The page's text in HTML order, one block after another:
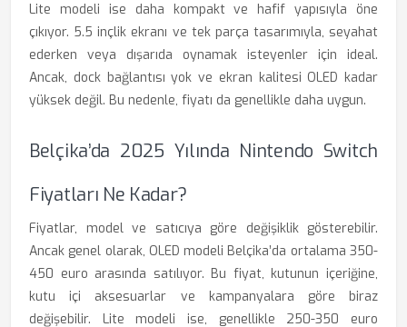
Lite modeli ise daha kompakt ve hafif yapısıyla öne
çıkıyor. 5.5 inçlik ekranı ve tek parça tasarımıyla, seyahat
ederken veya dışarıda oynamak isteyenler için ideal.
Ancak, dock bağlantısı yok ve ekran kalitesi OLED kadar
yüksek değil. Bu nedenle, fiyatı da genellikle daha uygun.
Belçika’da 2025 Yılında Nintendo Switch
Fiyatları Ne Kadar?
Fiyatlar, model ve satıcıya göre değişiklik gösterebilir.
Ancak genel olarak, OLED modeli Belçika’da ortalama 350-
450 euro arasında satılıyor. Bu fiyat, kutunun içeriğine,
kutu içi aksesuarlar ve kampanyalara göre biraz
değişebilir. Lite modeli ise, genellikle 250-350 euro